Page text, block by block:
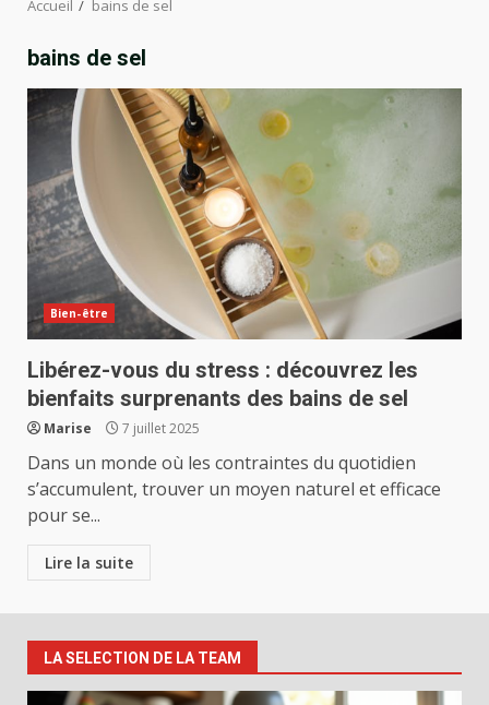
Accueil bains de sel
bains de sel
Bien-être
Libérez-vous du stress : découvrez les
bienfaits surprenants des bains de sel
Marise 7 juillet 2025
Dans un monde où les contraintes du quotidien
s’accumulent, trouver un moyen naturel et efficace
pour se...
Lire la suite
LA SELECTION DE LA TEAM